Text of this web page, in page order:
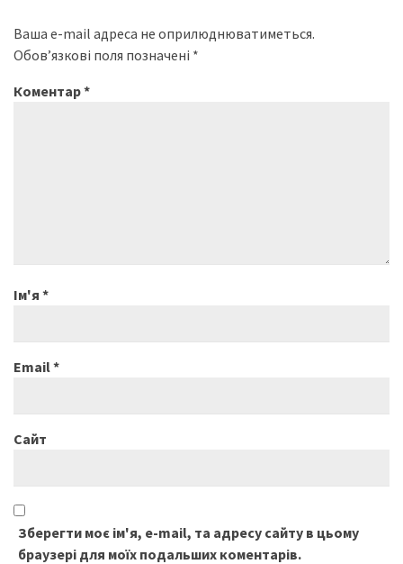
Ваша e-mail адреса не оприлюднюватиметься.
Обов’язкові поля позначені *
Коментар*
Ім'я *
Email*
Сайт
Зберегти моє ім'я, e-mail, та адресу сайту в цьому
браузері для моїх подальших коментарів.